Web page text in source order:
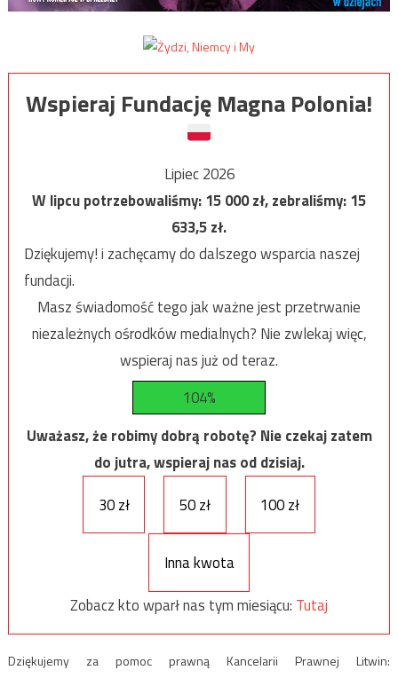
Wspieraj Fundację Magna Polonia!
Lipiec 2026
W lipcu potrzebowaliśmy:15 000zł, zebraliśmy:15
633,5zł.
Dziękujemy! i zachęcamy do dalszego wsparcia naszej
fundacji.
Masz świadomość tego jak ważne jest przetrwanie
niezależnych ośrodków medialnych? Nie zwlekaj więc,
wspieraj nas już od teraz.
104%
Uważasz, że robimy dobrą robotę? Nie czekaj zatem
do jutra, wspieraj nas od dzisiaj.
30 zł
50 zł 100 zł
Inna kwota
Zobacz kto wparł nas tym miesiącu: Tutaj
Dziękujemy za pomoc prawną Kancelarii Prawnej Litwin: